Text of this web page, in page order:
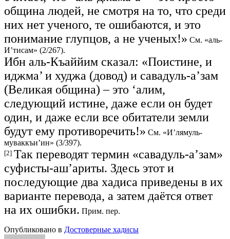
община людей, не смотря на то, что среди
них нет ученого, те ошибаются, и это
понимание глупцов, а не ученых!» См. «аль-
И’тисам» (2/267).
Ибн аль-Къаййим сказал: «Поистине, и
иджма’ и худжа (довод) и савадуль-а’зам
(Великая община) – это ‘алим,
следующий истине, даже если он будет
один, и даже если все обитатели земли
будут ему противоречить!» См. «И’лямуль-
муваккъи’ин» (3/397).
[2] Так переводят термин «савадуль-а’зам»
суфисты-аш’ариты. Здесь этот и
последующие два хадиса приведены в их
варианте перевода, а затем даётся ответ
на их ошибки. Прим. пер.
Опубликовано в Достоверные хадисы